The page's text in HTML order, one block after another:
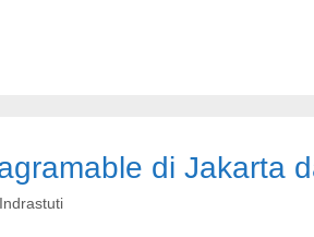
di Jakarta